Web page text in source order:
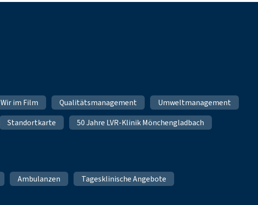
Wir im Film Qualitätsmanagement
Umweltmanagement
Standortkarte 50 Jahre LVR-Klinik Mönchengladbach
Ambulanzen
Tagesklinische Angebote